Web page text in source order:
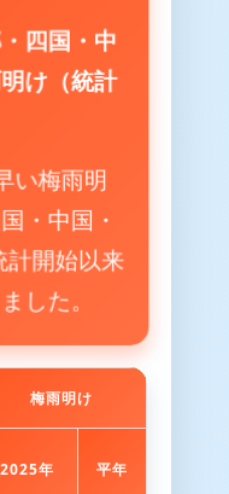
四国・中
け（統計
い梅雨明
・中国・
計開始以来
した。
梅雨明け
2025年 平年